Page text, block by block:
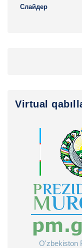
Слайдер
Virtual
O'zbekiston